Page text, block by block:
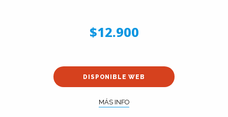
$12.900
DISPONIBLE WEB
MÁS INFO